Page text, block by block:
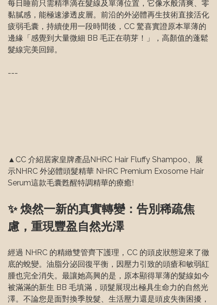
每日睡前只需精準滴在髮線及單薄位置，它像水般清爽、零
黏膩感，能極速滲透皮層。前沿的外泌體再生技術直接活化
疲弱毛囊，持續使用一段時間後，CC 驚喜實證原本單薄的
邊緣「感覺到大量微細 BB 毛正在萌芽！」，高顏值的蓬鬆
髮線完美回歸。
---
▲CC 介紹居家皇牌產品NHRC Hair Fluffy Shampoo、展
示NHRC 外泌體頭髮精華 NHRC Premium Exosome Hair
Serum這款毛囊甦醒特調精華的療癒!
✨ 煥然一新的真實轉變：告別稀疏焦
慮，重現豐盈自然光澤
經過 NHRC 的精緻雙管齊下護理，CC 的頭皮狀態迎來了徹
底的蛻變。油脂分泌回復平衡，因壓力引致的頭瘡和敏弱紅
腫也完全消失。最讓她高興的是，原本顯得單薄的髮線如今
被滿滿的新生 BB 毛填滿，頭髮展現出極具生命力的自然光
澤。不論您是面對換季脫髮、生活壓力還是頭皮失衡困擾，